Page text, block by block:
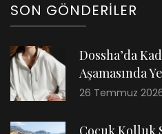
SON GÖNDERILER
Dossha’da
Aşamasında
26 Temmuz
Çocuk Kolluk